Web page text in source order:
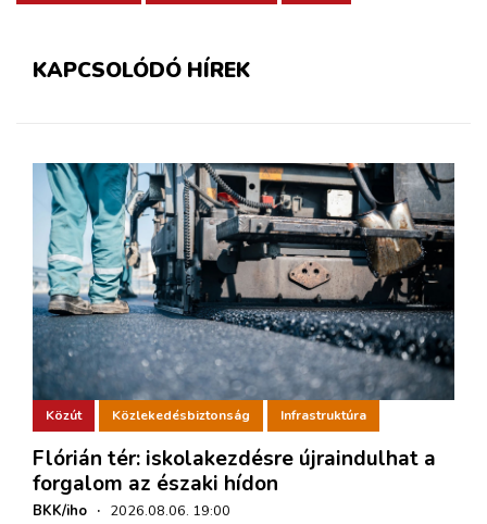
KAPCSOLÓDÓ HÍREK
Közút Közlekedésbiztonság Infrastruktúra
Flórián tér: iskolakezdésre újraindulhat a
forgalom az északi hídon
BKK/iho · 2026.08.06. 19:00